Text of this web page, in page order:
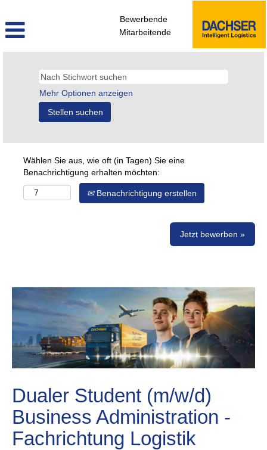
Bewerbende
Mitarbeitende
Mehr Optionen anzeigen
Wählen Sie aus, wie oft (in Tagen) Sie eine
Benachrichtigung erhalten möchten:
Benachrichtigung erstellen
Jetzt bewerben »
Dualer Student (m/w/d)
Business Administration -
Fachrichtung Logistik